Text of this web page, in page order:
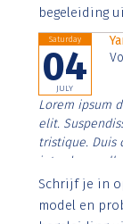
begeleiding
Saturday
04
JULY
Lorem ipsum
elit.
tristique. Duis
interdum
Aenean
imperdiet.
Schrijf je in
model en